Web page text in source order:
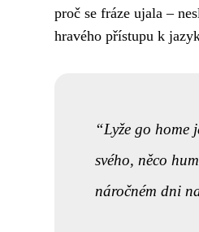
proč se fráze ujala –
hravého přístupu k
Lyže go home
svého, něco
náročném dni